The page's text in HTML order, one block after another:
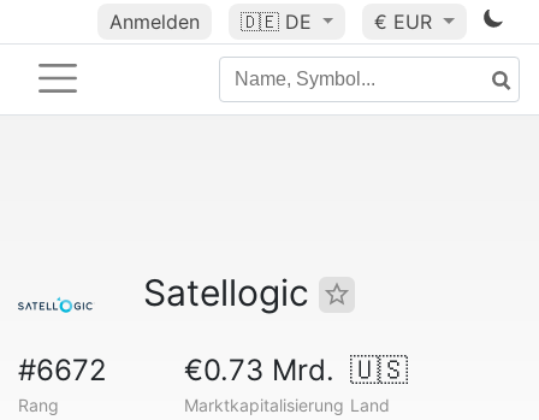
Anmelden 🇩🇪 DE € EUR
Satellogic
#6672
Rang
€0.73 Mrd.
Marktkapitalisierung
🇺🇸
Land